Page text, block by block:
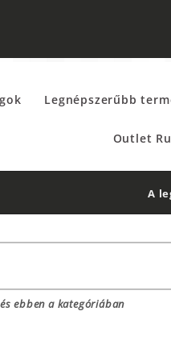
Legnépszerűbb
Outlet
2
ebben a kategóriában